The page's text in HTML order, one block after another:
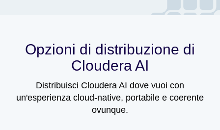
Opzioni di distribuzione di
Cloudera AI
Distribuisci Cloudera AI dove vuoi con
un'esperienza cloud-native, portabile e coerente
ovunque.